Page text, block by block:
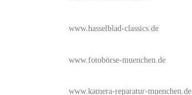
www.hasselblad-classics.de
www.fotobörse-muenchen.de
www.kamera-reparatur-muenchen.de